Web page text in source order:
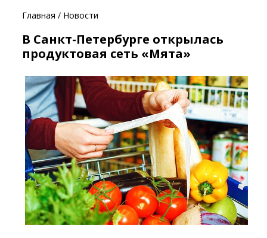
Главная / Новости
В Санкт-Петербурге открылась
продуктовая сеть «Мята»